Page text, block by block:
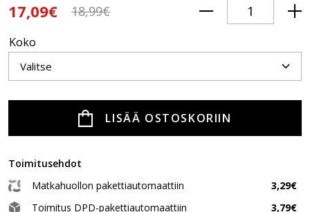
17,09€ 18,99€
Koko
LISÄÄ OSTOSKORIIN
Toimitusehdot
Matkahuollon pakettiautomaattiin
3,29€
Toimitus DPD-pakettiautomaattiin
3,79€